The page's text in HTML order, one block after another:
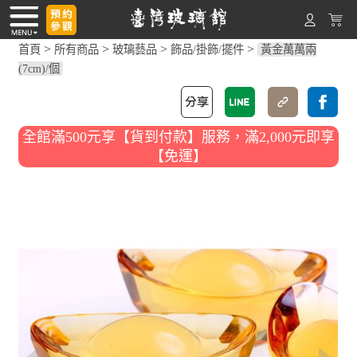
首頁 > 所有商品 >玻璃藝品 >飾品/掛飾/擺件 > 黃金萬萬兩
(7cm)/個
全館滿500元享【貨到付款】服務，滿2,000元即享
【免運】